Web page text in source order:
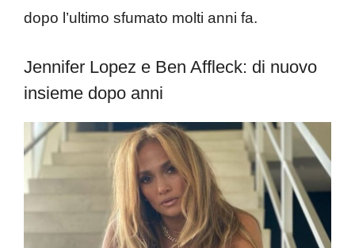
dopo l’ultimo sfumato molti anni fa.
Jennifer Lopez e Ben Affleck: di nuovo
insieme dopo anni